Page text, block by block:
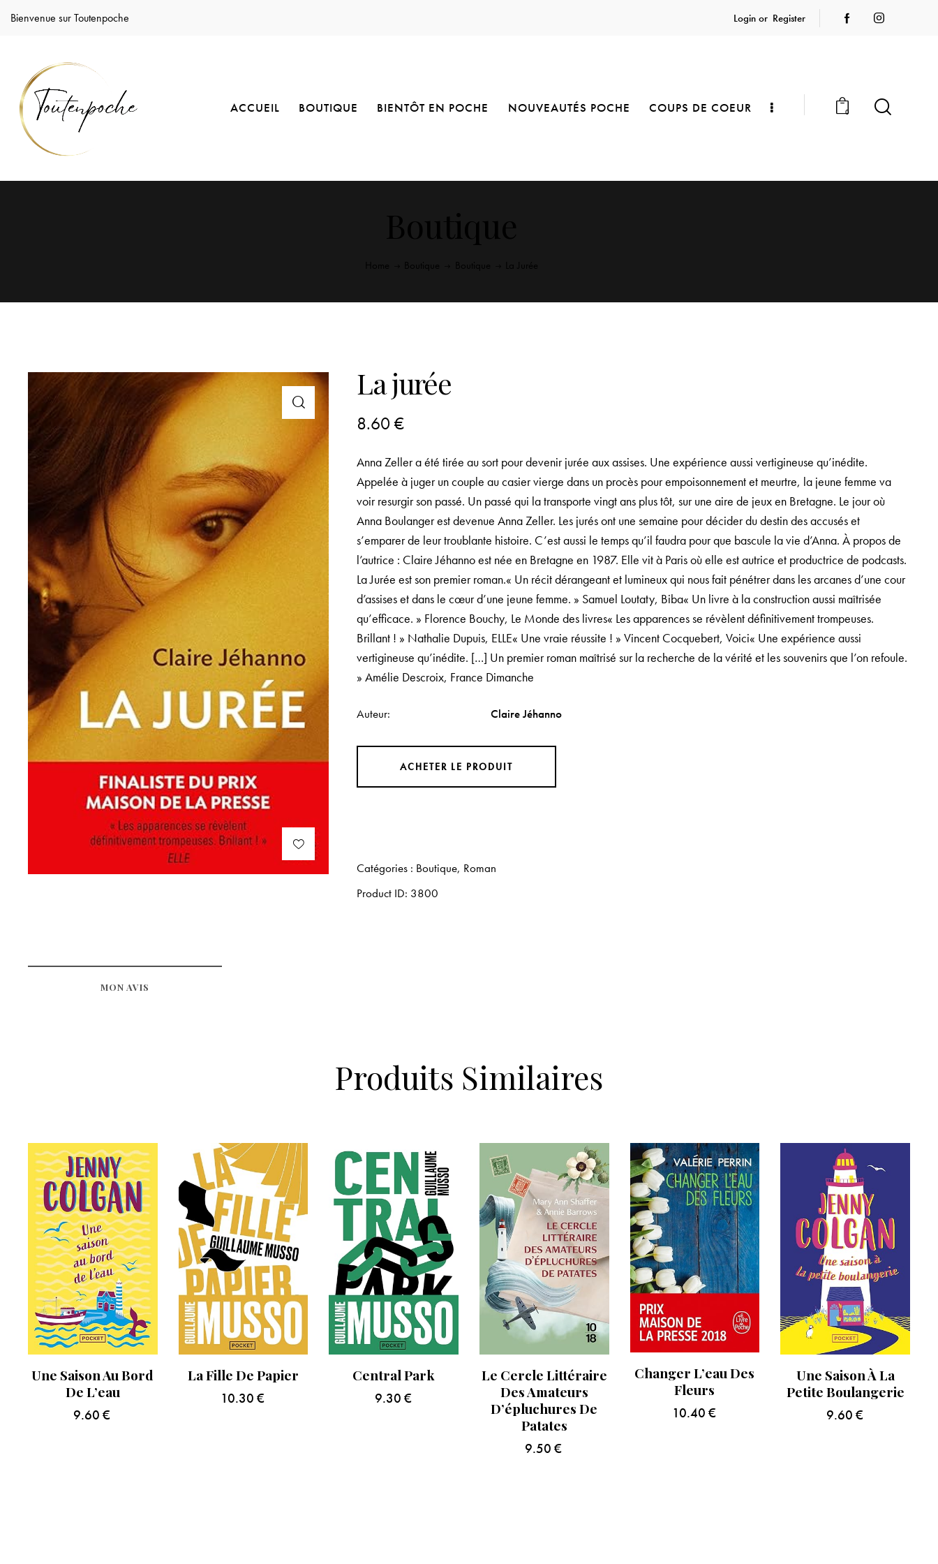
Bienvenue sur Toutenpoche Login or Register
ACCUEIL BOUTIQUE BIENTÔT EN POCHE NOUVEAUTÉS POCHE COUPS DE COEUR 0
La jurée
8.60€
Anna Zeller a été tirée au sort pour devenir jurée aux assises. Une expérience aussi vertigineuse qu’inédite.
Appelée à juger un couple au casier vierge dans un procès pour empoisonnement et meurtre, la jeune femme va
voir resurgir son passé. Un passé qui la transporte vingt ans plus tôt, sur une aire de jeux en Bretagne. Le jour où
Anna Boulanger est devenue Anna Zeller. Les jurés ont une semaine pour décider du destin des accusés et
s’emparer de leur troublante histoire. C’est aussi le temps qu’il faudra pour que bascule la vie d’Anna. À propos de
l’autrice : Claire Jéhanno est née en Bretagne en 1987. Elle vit à Paris où elle est autrice et productrice de podcasts.
La Jurée est son premier roman.« Un récit dérangeant et lumineux qui nous fait pénétrer dans les arcanes d’une cour
d’assises et dans le cœur d’une jeune femme. » Samuel Loutaty, Biba« Un livre à la construction aussi maîtrisée
qu’efficace. » Florence Bouchy, Le Monde des livres« Les apparences se révèlent définitivement trompeuses.
Brillant ! » Nathalie Dupuis, ELLE« Une vraie réussite ! » Vincent Cocquebert, Voici« Une expérience aussi
vertigineuse qu’inédite. […] Un premier roman maîtrisé sur la recherche de la vérité et les souvenirs que l’on refoule.
» Amélie Descroix, France Dimanche
Auteur Claire Jéhanno
ACHETER LE PRODUIT
Catégories : Boutique, Roman
Product ID: 3800
MON AVIS
Produits Similaires
Une Saison Au Bord
De L’eau
9.60€
La Fille De Papier
10.30 €
Central Park
9.30 €
Le Cercle Littéraire
Des Amateurs
D’épluchures De
Patates
9.50€
Changer L’eau Des
Fleurs
10.40 €
Une Saison À La
Petite Boulangerie
9.60 €